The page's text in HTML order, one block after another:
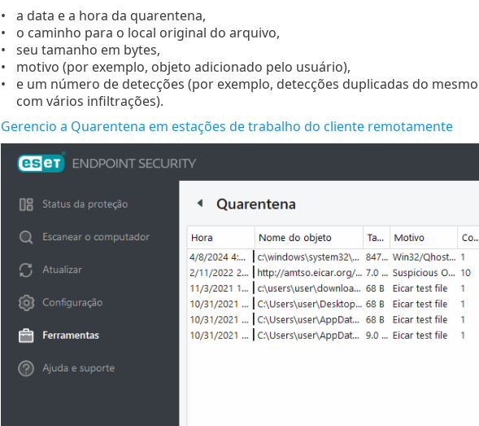
a data e a hora da quarentena,
o caminho para o local original do arquivo,
seu tamanho em bytes,
motivo (por exemplo, objeto adicionado pelo usuário),
e um número de detecções (por exemplo, detecções duplicadas do
com vários infiltrações).
Gerencio a Quarentena em estações de trabalho do cliente remotamente